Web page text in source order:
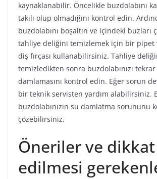
kaynaklanabilir. Öncelikle buzdolabını
takılı olup olmadığını kontrol edin.
buzdolabını boşaltın ve içindeki buzları
tahliye deliğini temizlemek için bir pipet
diş fırçası kullanabilirsiniz. Tahliye
temizledikten sonra buzdolabınızı tekrar
damlamasını kontrol edin. Eğer sorun
bir teknik servisten yardım alabilirsiniz.
buzdolabınızın su damlatma sorununu
çözebilirsiniz.
Öneriler ve dikkat
edilmesi